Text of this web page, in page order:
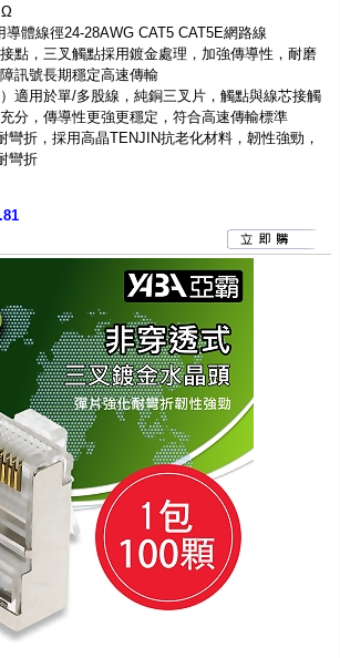
導體線徑24-28AWG CAT5 CAT5E網路線
點，三叉觸點採用鍍金處理，加強傳導性，耐磨
訊號長期穩定高速傳輸
適用於單/多股線，純銅三叉片，觸點與線芯接觸
分，傳導性更強更穩定，符合高速傳輸標準
彎折，採用高晶TENJIN抗老化材料，韌性強勁，
彎折